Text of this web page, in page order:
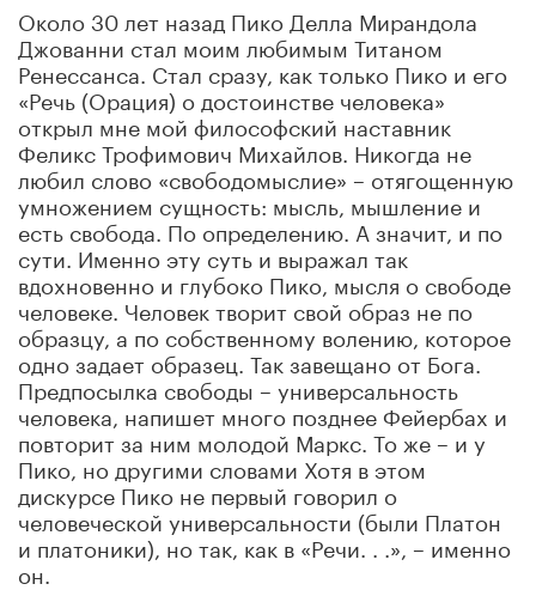
Около 30 лет назад Пико Делла Мирандола
Джованни стал моим любимым Титаном
Ренессанса. Стал сразу, как только Пико и его
«Речь (Орация) о достоинстве человека»
открыл мне мой философский наставник
Феликс Трофимович Михайлов. Никогда не
любил слово «свободомыслие» – отягощенную
умножением сущность: мысль, мышление и
есть свобода. По определению. А значит, и по
сути. Именно эту суть и выражал так
вдохновенно и глубоко Пико, мысля о свободе
человеке. Человек творит свой образ не по
образцу, а по собственному волению, которое
одно задает образец. Так завещано от Бога.
Предпосылка свободы – универсальность
человека, напишет много позднее Фейербах и
повторит за ним молодой Маркс. То же – и у
Пико, но другими словами Хотя в этом
дискурсе Пико не первый говорил о
человеческой универсальности (были Платон
и платоники), но так, как в «Речи. . .», – именно
он.